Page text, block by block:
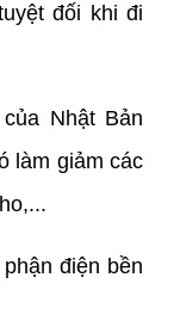
đối khi đi
Nhật Bản
làm giảm các
điện bền